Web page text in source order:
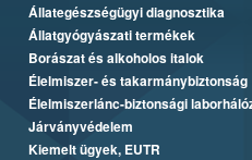
Állategészségügyi diagnosztika
Állatgyógyászati termékek
Borászat és alkoholos italok
Élelmiszer- és takarmánybiztonság
Élelmiszerlánc-biztonsági
Járványvédelem
Kiemelt ügyek, EUTR